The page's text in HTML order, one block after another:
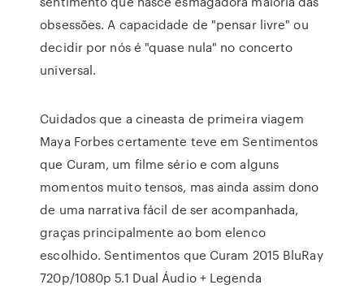
obsessões. A capacidade de "pensar livre" ou
decidir por nós é "quase nula" no concerto
universal.
Cuidados que a cineasta de primeira viagem
Maya Forbes certamente teve em Sentimentos
que Curam, um filme sério e com alguns
momentos muito tensos, mas ainda assim dono
de uma narrativa fácil de ser acompanhada,
graças principalmente ao bom elenco
escolhido. Sentimentos que Curam 2015 BluRay
720p/1080p 5.1 Dual Áudio + Legenda